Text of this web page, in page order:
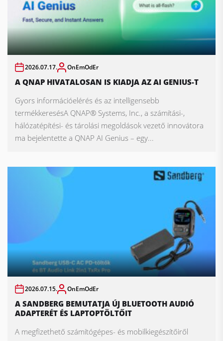
2026.07.17. OnEmOdEr
A QNAP HIVATALOSAN IS KIADJA AZ AI GENIUS-T
Gyors információelérés és az intelligensebb
termékkeresésA QNAP® Systems, Inc., a számítási-,
hálózatépítési- és tárolási megoldások vezető innovátora
ma bejelentette a QNAP AI Genius – egy...
2026.07.15. OnEmOdEr
A SANDBERG BEMUTATJA ÚJ BLUETOOTH AUDIÓ
ADAPTERÉT ÉS LAPTOPTÖLTŐIT
A megfizethető számítógépes- és mobilkiegészítőiről